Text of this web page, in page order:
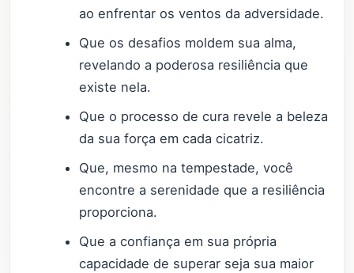
ao enfrentar os ventos da adversidade.
Que os desafios moldem sua alma,
revelando a poderosa resiliência que
existe nela.
Que o processo de cura revele a beleza
da sua força em cada cicatriz.
Que, mesmo na tempestade, você
encontre a serenidade que a resiliência
proporciona.
Que a confiança em sua própria
capacidade de superar seja sua maior